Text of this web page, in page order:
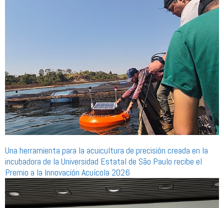
Una herramienta para la acuicultura de precisión creada en la
incubadora de la Universidad Estatal de São Paulo recibe el
Premio a la Innovación Acuícola 2026